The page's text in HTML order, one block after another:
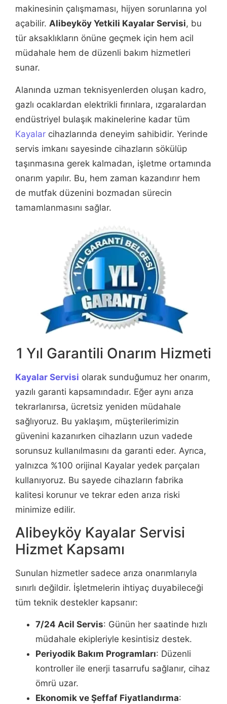
makinesinin çalışmaması, hijyen sorunlarına yol
açabilir. Alibeyköy Yetkili Kayalar Servisi, bu
tür aksaklıkların önüne geçmek için hem acil
müdahale hem de düzenli bakım hizmetleri
sunar.
Alanında uzman teknisyenlerden oluşan kadro,
gazlı ocaklardan elektrikli fırınlara, ızgaralardan
endüstriyel bulaşık makinelerine kadar tüm
Kayalar cihazlarında deneyim sahibidir. Yerinde
servis imkanı sayesinde cihazların sökülüp
taşınmasına gerek kalmadan, işletme ortamında
onarım yapılır. Bu, hem zaman kazandırır hem
de mutfak düzenini bozmadan sürecin
tamamlanmasını sağlar.
1 Yıl Garantili Onarım Hizmeti
Kayalar Servisi olarak sunduğumuz her onarım,
yazılı garanti kapsamındadır. Eğer aynı arıza
tekrarlanırsa, ücretsiz yeniden müdahale
sağlıyoruz. Bu yaklaşım, müşterilerimizin
güvenini kazanırken cihazların uzun vadede
sorunsuz kullanılmasını da garanti eder. Ayrıca,
yalnızca %100 orijinal Kayalar yedek parçaları
kullanıyoruz. Bu sayede cihazların fabrika
kalitesi korunur ve tekrar eden arıza riski
minimize edilir.
Alibeyköy Kayalar Servisi
Hizmet Kapsamı
Sunulan hizmetler sadece arıza onarımlarıyla
sınırlı değildir. İşletmelerin ihtiyaç duyabileceği
tüm teknik destekler kapsanır:
7/24 Acil Servis: Günün her saatinde hızlı
müdahale ekipleriyle kesintisiz destek.
Periyodik Bakım Programları: Düzenli
kontroller ile enerji tasarrufu sağlanır, cihaz
ömrü uzar.
Ekonomik ve Şeffaf Fiyatlandırma: